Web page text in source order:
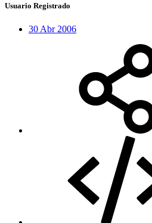
Usuario Registrado
30 Abr 2006